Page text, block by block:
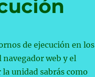
de ejecución en los
web y el
unidad sabrás como